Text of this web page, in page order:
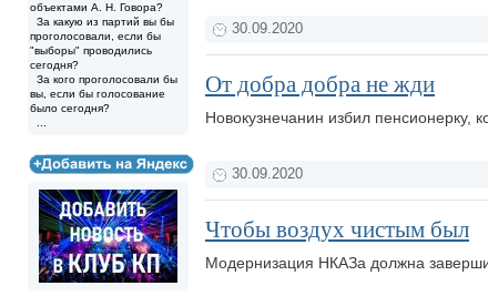
объектами А. Н. Говора?
За какую из партий вы бы
проголосовали, если бы
"выборы" проводились
сегодня?
За кого проголосовали бы
вы, если бы голосование
было сегодня?
30.09.2020
От добра добра не жди
Новокузнечанин избил пенсионерку,
30.09.2020
Чтобы воздух чистым был
Модернизация НКАЗа должна